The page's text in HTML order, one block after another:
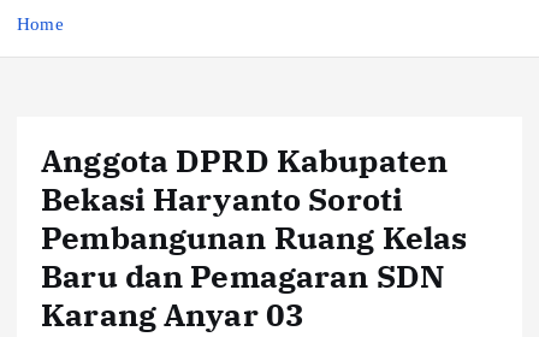
Home
Anggota DPRD Kabupaten
Bekasi Haryanto Soroti
Pembangunan Ruang Kelas
Baru dan Pemagaran SDN
Karang Anyar 03